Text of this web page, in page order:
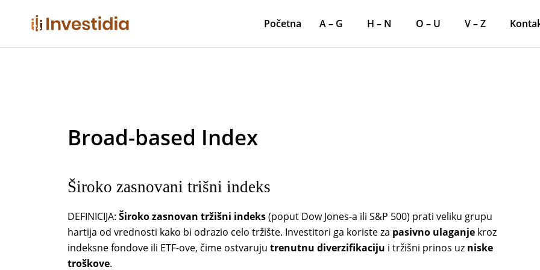
Početna A – G H – N O – U V – Z
Broad-based Index
Široko zasnovani trišni indeks
DEFINICIJA: Široko zasnovan tržišni indeks(poput Dow Jones-a ili S&P 500) prati veliku grupu
hartija od vrednosti kako bi odrazio celo tržište. Investitori ga koriste za pasivno ulaganje kroz
indeksne fondove ili ETF-ove, čime ostvaruju trenutnu diverzifikaciju i tržišni prinos uz niske
troškove.